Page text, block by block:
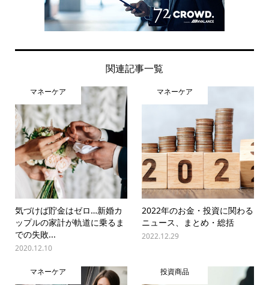
関連記事一覧
マネーケア
気づけば貯金はゼロ…新婚カ
ップルの家計が軌道に乗るま
での失敗...
2020.12.10
マネーケア
2022年のお金・投資に関わる
ニュース、まとめ・総括
2022.12.29
マネーケア 投資商品